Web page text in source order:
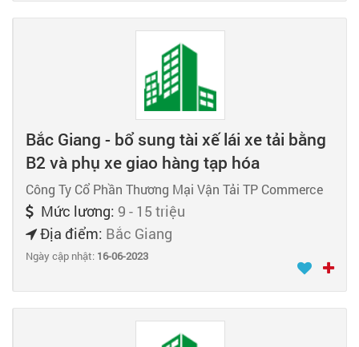
Bắc Giang - bổ sung tài xế lái xe tải bằng
B2 và phụ xe giao hàng tạp hóa
Công Ty Cổ Phần Thương Mại Vận Tải TP Commerce
Mức lương: 9 - 15 triệu
Địa điểm: Bắc Giang
Ngày cập nhật: 16-06-2023